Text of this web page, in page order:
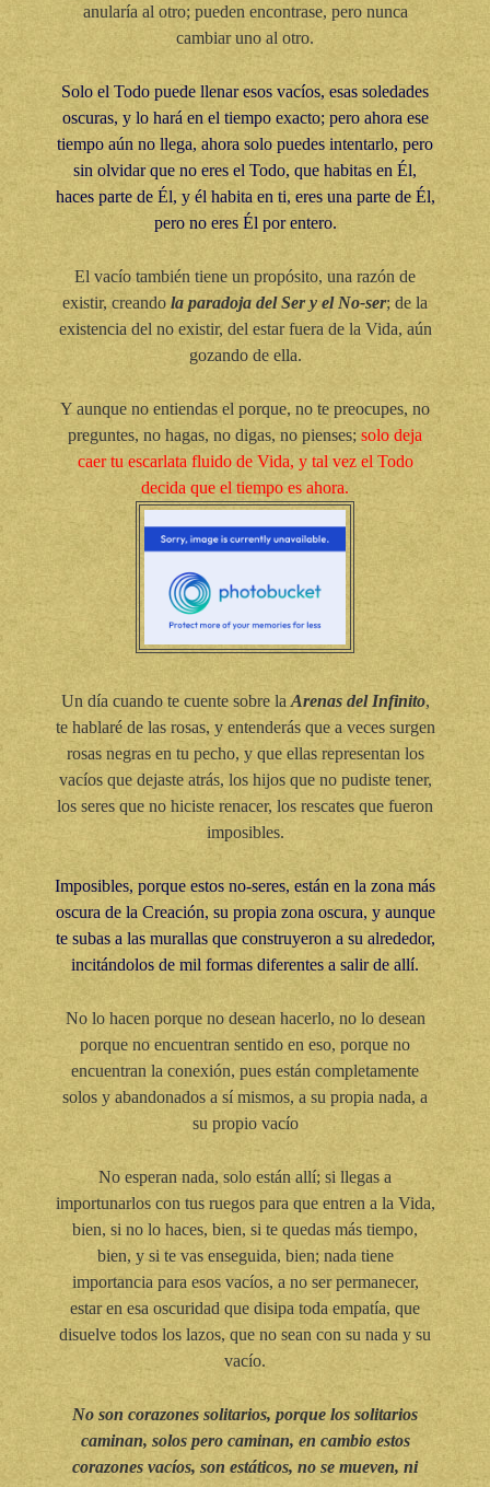
anularía al otro; pueden encontrase, pero nunca
cambiar uno al otro.
Solo el Todo puede llenar esos vacíos, esas soledades
oscuras, y lo hará en el tiempo exacto; pero ahora ese
tiempo aún no llega, ahora solo puedes intentarlo, pero
sin olvidar que no eres el Todo, que habitas en Él,
haces parte de Él, y él habita en ti, eres una parte de Él,
pero no eres Él por entero.
El vacío también tiene un propósito, una razón de
existir, creando la paradoja del Ser y el No-ser; de la
existencia del no existir, del estar fuera de la Vida, aún
gozando de ella.
Y aunque no entiendas el porque, no te preocupes, no
preguntes, no hagas, no digas, no pienses; solo deja
caer tu escarlata fluido de Vida, y tal vez el Todo
decida que el tiempo es ahora.
Un día cuando te cuente sobre la Arenas del Infinito,
te hablaré de las rosas, y entenderás que a veces surgen
rosas negras en tu pecho, y que ellas representan los
vacíos que dejaste atrás, los hijos que no pudiste tener,
los seres que no hiciste renacer, los rescates que fueron
imposibles.
Imposibles, porque estos no-seres, están en la zona más
oscura de la Creación, su propia zona oscura, y aunque
te subas a las murallas que construyeron a su alrededor,
incitándolos de mil formas diferentes a salir de allí.
No lo hacen porque no desean hacerlo, no lo desean
porque no encuentran sentido en eso, porque no
encuentran la conexión, pues están completamente
solos y abandonados a sí mismos, a su propia nada, a
su propio vacío
No esperan nada, solo están allí; si llegas a
importunarlos con tus ruegos para que entren a la Vida,
bien, si no lo haces, bien, si te quedas más tiempo,
bien, y si te vas enseguida, bien; nada tiene
importancia para esos vacíos, a no ser permanecer,
estar en esa oscuridad que disipa toda empatía, que
disuelve todos los lazos, que no sean con su nada y su
vacío.
No son corazones solitarios, porque los solitarios
caminan, solos pero caminan, en cambio estos
corazones vacíos, son estáticos, no se mueven, ni